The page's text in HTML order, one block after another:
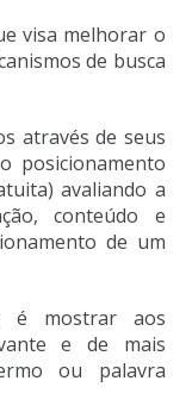
visa melhorar o
de busca
através de seus
posicionamento
avaliando a
conteúdo e
de um
é mostrar aos
e de mais
ou palavra